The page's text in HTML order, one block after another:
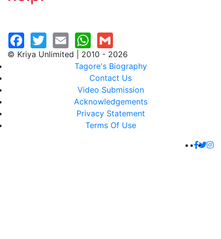
© Kriya Unlimited | 2010 - 2026
Tagore's Biography
Contact Us
Video Submission
Acknowledgements
Privacy Statement
Terms Of Use